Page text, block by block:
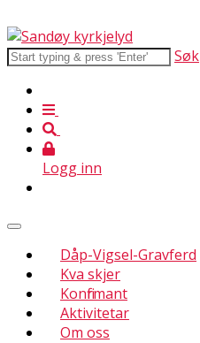
Søk
Logg inn
Dåp-Vigsel-Gravferd
Kva skjer
Konfirmant
Aktivitetar
Om oss